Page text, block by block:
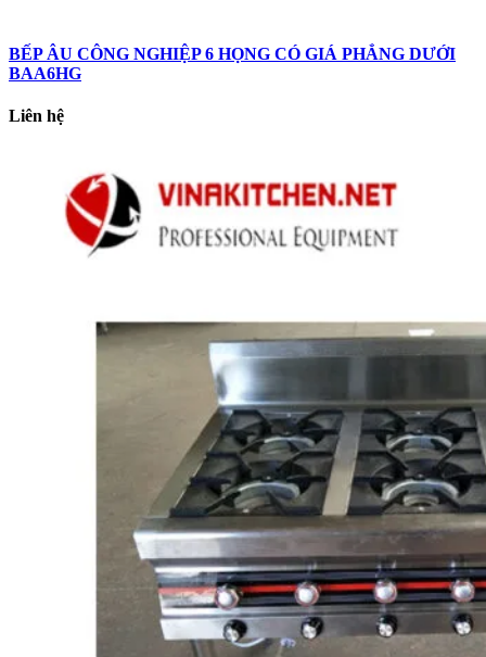
BẾP ÂU CÔNG NGHIỆP 6 HỌNG CÓ GIÁ PHẲNG DƯỚI
BAA6HG
Liên hệ